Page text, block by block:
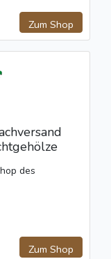
Zum Shop
des
Zum Shop